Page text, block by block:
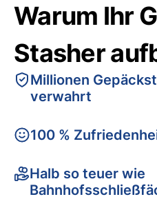
Warum Ihr
Stasher
Millionen
verwahrt
100 %
Halb so teuer wie